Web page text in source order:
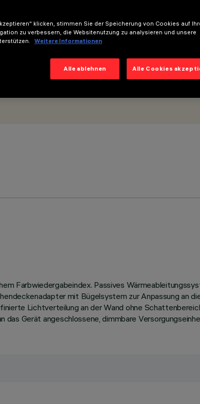
Farbwiedergabeindex. Passives
mit Bügelsystem zur Anpassung an
Lichtverteilung an der Wand ohne
das Gerät angeschlossene, dimmbare
klicken, stimmen Sie der Speicherung von Cookies auf
zu verbessern, die Websitenutzung zu analysieren und unsere
Weitere Informationen
Alle ablehnen Alle Cookies